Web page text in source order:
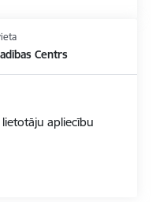
Centrs
apliecību